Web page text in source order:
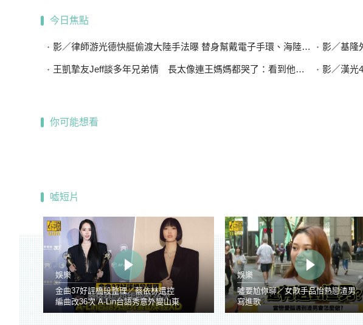
今日焦點
影／律師游光德快艇偷渡大陸手法曝 替身幫戴電子手環、海陸設7斷點 影／基隆
王凱摯友Jeff談多年兄弟情 長太像連王媽媽都哭了：看到他想到兒子 影／漢光
你可能想看
噓短片
娛樂
金曲37好評橋段整理／蔡依林遭控
編曲改36次 A-Lin台語秀意外變山東
腔
娛樂
噓要尬你聊／女歌手品怡熱戀渣男
寫進歌